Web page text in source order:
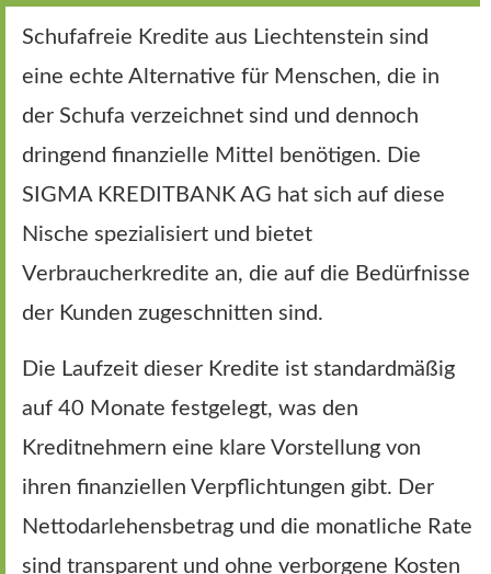
Schufafreie Kredite aus Liechtenstein sind
eine echte Alternative für Menschen, die in
der Schufa verzeichnet sind und dennoch
dringend finanzielle Mittel benötigen. Die
SIGMA KREDITBANK AG hat sich auf diese
Nische spezialisiert und bietet
Verbraucherkredite an, die auf die Bedürfnisse
der Kunden zugeschnitten sind.
Die Laufzeit dieser Kredite ist standardmäßig
auf 40 Monate festgelegt, was den
Kreditnehmern eine klare Vorstellung von
ihren finanziellen Verpflichtungen gibt. Der
Nettodarlehensbetrag und die monatliche Rate
sind transparent und ohne verborgene Kosten